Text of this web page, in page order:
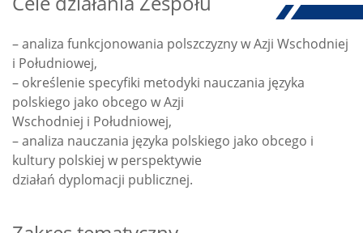
– analiza funkcjonowania polszczyzny w Azji Wschodniej
i Południowej,
– określenie specyfiki metodyki nauczania języka
polskiego jako obcego w Azji
Wschodniej i Południowej,
– analiza nauczania języka polskiego jako obcego i
kultury polskiej w perspektywie
działań dyplomacji publicznej.